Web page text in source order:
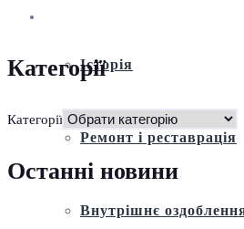
Історія
Ремонт і реставрація
Внутрішнє
Категорії
Категорії
Останні новини